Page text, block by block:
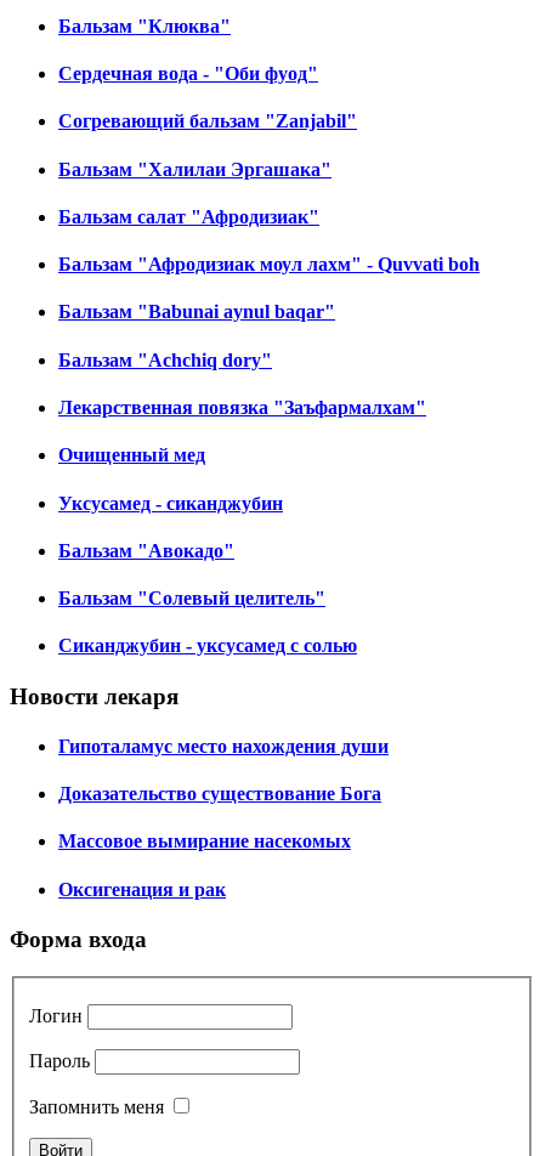
Бальзам "Клюква"
Сердечная вода - "Оби фуод"
Согревающий бальзам "Zanjabil"
Бальзам "Халилаи Эргашака"
Бальзам салат "Афродизиак"
Бальзам "Афродизиак моул лахм" - Quvvati boh
Бальзам "Babunai aynul baqar"
Бальзам "Achchiq dory"
Лекарственная повязка "Заъфармалхам"
Очищенный мед
Уксусамед - сиканджубин
Бальзам "Авокадо"
Бальзам "Солевый целитель"
Сиканджубин - уксусамед с солью
Новости лекаря
Гипоталамус место нахождения души
Доказательство существование Бога
Массовое вымирание насекомых
Оксигенация и рак
Форма входа
Логин
Пароль
Запомнить меня